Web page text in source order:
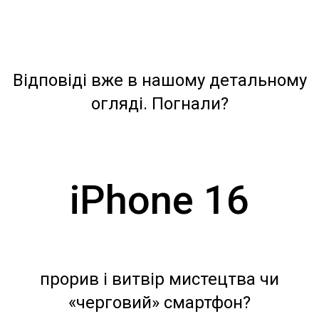
Відповіді вже в нашому детальному
огляді. Погнали?
iPhone 16
прорив і витвір мистецтва чи
«черговий» смартфон?